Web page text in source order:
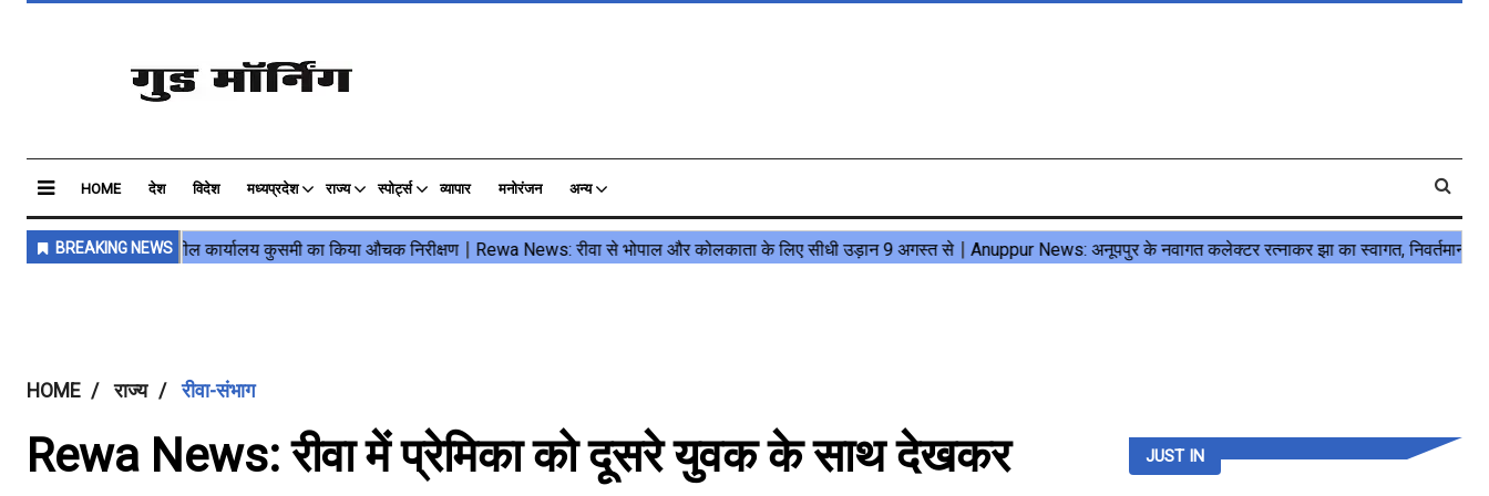
HOME देश विदेश मध्यप्रदेश राज्य स्पोर्ट्स व्यापार मनोरंजन अन्य
HOME राज्य रीवा-संभाग
Rewa News: रीवा में प्रेमिका को दूसरे युवक के साथ देखकर JUST IN